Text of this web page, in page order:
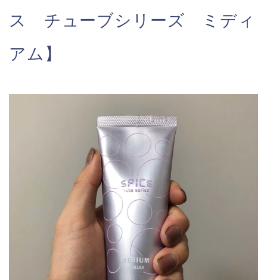
ス チューブシリーズ ミディ
アム】